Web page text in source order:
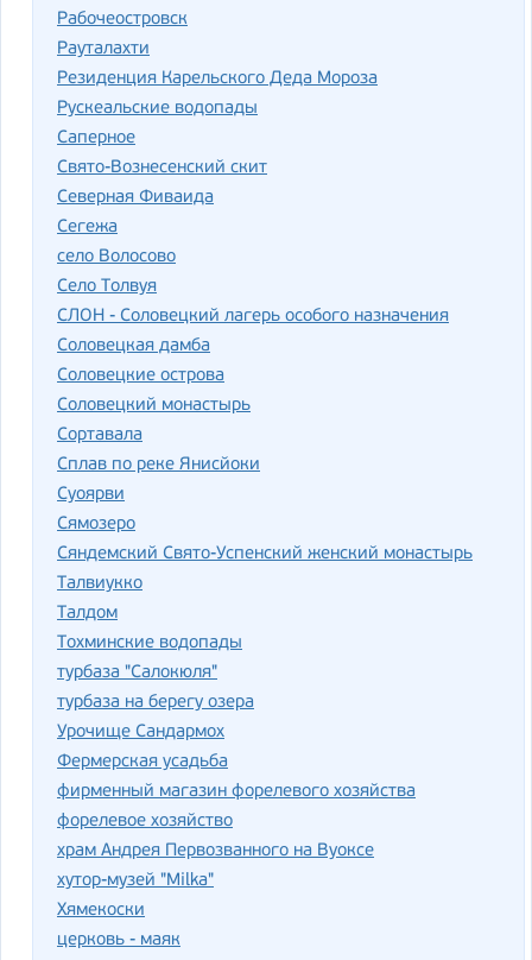
Рабочеостровск
Рауталахти
Резиденция Карельского Деда Мороза
Рускеальские водопады
Саперное
Свято-Вознесенский скит
Северная Фиваида
Сегежа
село Волосово
Село Толвуя
СЛОН - Соловецкий лагерь особого назначения
Соловецкая дамба
Соловецкие острова
Соловецкий монастырь
Сортавала
Сплав по реке Янисйоки
Суоярви
Сямозеро
Сяндемский Свято-Успенский женский монастырь
Талвиукко
Талдом
Тохминские водопады
турбаза "Салокюля"
турбаза на берегу озера
Урочище Сандармох
Фермерская усадьба
фирменный магазин форелевого хозяйства
форелевое хозяйство
храм Андрея Первозванного на Вуоксе
хутор-музей "Milka"
Хямекоски
церковь - маяк